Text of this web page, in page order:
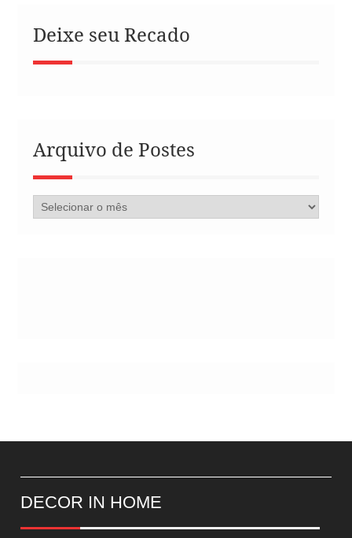
Deixe seu Recado
Arquivo de Postes
Arquivo
de
DECOR IN HOME